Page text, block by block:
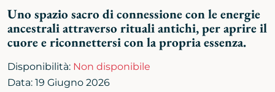
Uno spazio sacro di connessione con le energie
ancestrali attraverso rituali antichi, per aprire il
cuore e riconnettersi con la propria essenza.
Disponibilità: Non disponibile
Data: 19 Giugno 2026